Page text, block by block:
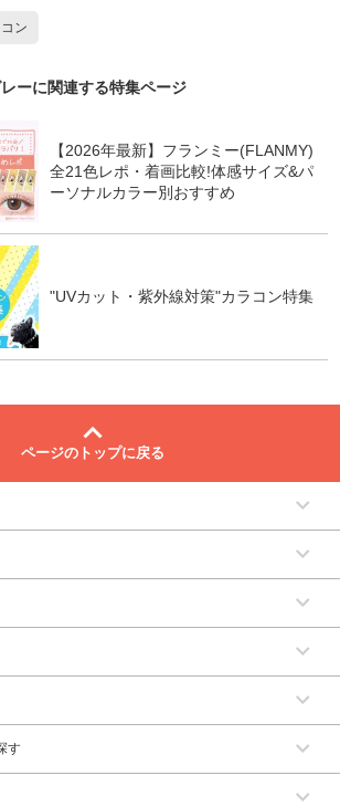
ン
ーに関連する特集ページ
【2026年最新】フランミー(FLANMY)
全21色レポ・着画比較!体感サイズ&パ
ーソナルカラー別おすすめ
"UVカット・紫外線対策"カラコン特集
ページのトップに戻る
す